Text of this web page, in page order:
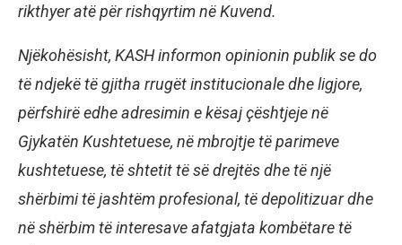
rikthyer atë për rishqyrtim në Kuvend.
Njëkohësisht, KASH informon opinionin publik se do
të ndjekë të gjitha rrugët institucionale dhe ligjore,
përfshirë edhe adresimin e kësaj çështjeje në
Gjykatën Kushtetuese, në mbrojtje të parimeve
kushtetuese, të shtetit të së drejtës dhe të një
shërbimi të jashtëm profesional, të depolitizuar dhe
në shërbim të interesave afatgjata kombëtare të